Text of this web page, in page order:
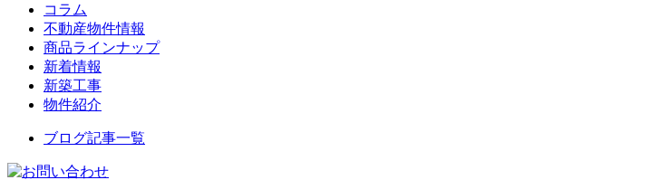
コラム
不動産物件情報
商品ラインナップ
新着情報
新築工事
物件紹介
ブログ記事一覧